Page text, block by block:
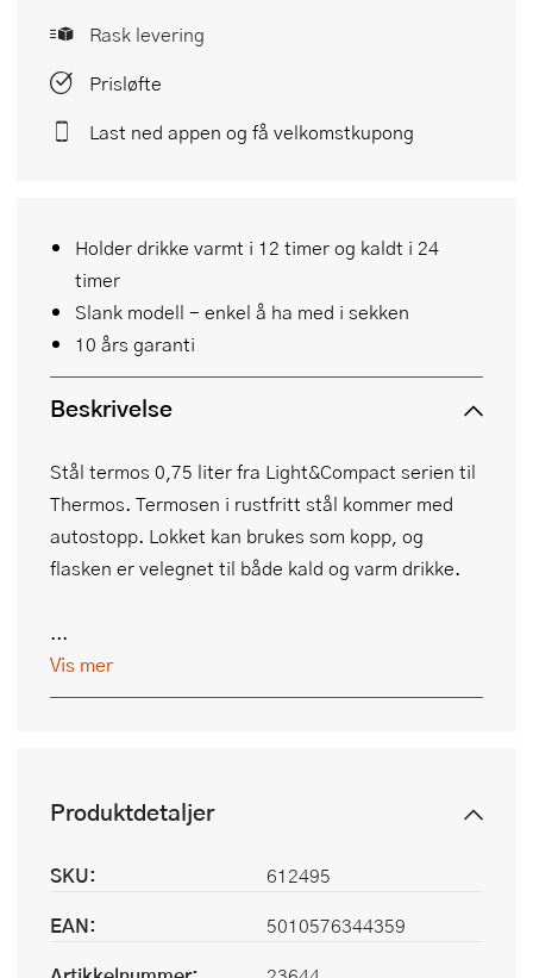
Holder drikke varmt i 12 timer og kaldt i 24
timer
Slank modell - enkel å ha med i sekken
10 års garanti
Beskrivelse
Stål termos 0,75 liter fra Light&Compact serien til
Thermos. Termosen i rustfritt stål kommer med
autostopp. Lokket kan brukes som kopp, og
flasken er velegnet til både kald og varm drikke.
...
Vis mer
Rask levering
Prisløfte
Last ned appen og få velkomstkupong
Produktdetaljer
SKU:
612495
EAN:
5010576344359